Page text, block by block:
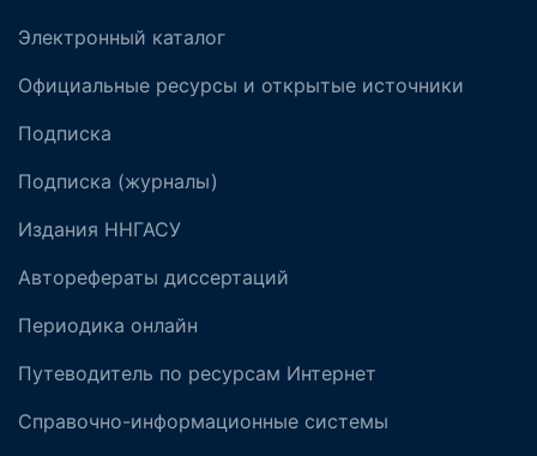
Электронный каталог
Официальные ресурсы и открытые источники
Подписка
Подписка (журналы)
Издания ННГАСУ
Авторефераты диссертаций
Периодика онлайн
Путеводитель по ресурсам Интернет
Справочно-информационные системы